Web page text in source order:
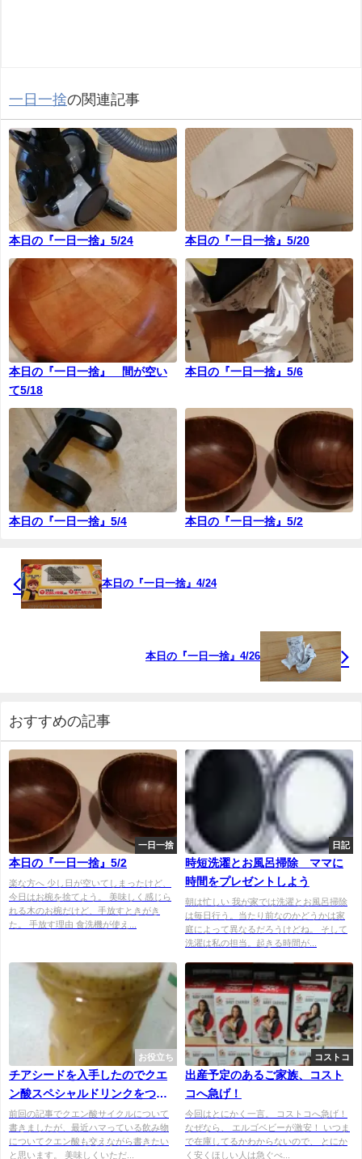
一日一捨の関連記事
本日の『一日一捨』5/24 本日の『一日一捨』5/20
本日の『一日一捨』 間が空い
て5/18
本日の『一日一捨』5/6
本日の『一日一捨』5/4 本日の『一日一捨』5/2
本日の『一日一捨』4/24
本日の『一日一捨』4/26
おすすめの記事
一日一捨
本日の『一日一捨』5/2
楽な方へ 少し日が空いてしまったけど、
今日はお椀を捨てよう。 美味しく感じら
れる木のお椀だけど、手放すときがき
た。 手放す理由 食洗機が使え...
日記
時短洗濯とお風呂掃除 ママに
時間をプレゼントしよう
朝は忙しい 我が家では洗濯とお風呂掃除
は毎日行う。当たり前なのかどうかは家
庭によって異なるだろうけどね。 そして
洗濯は私の担当。起きる時間が...
お役立ち
チアシードを入手したのでクエ
ン酸スペシャルドリンクをつく
る。
前回の記事でクエン酸サイクルについて
書きましたが、最近ハマっている飲み物
についてクエン酸も交えながら書きたい
と思います。 美味しくいただ...
コストコ
出産予定のあるご家族、コスト
コへ急げ！
今回はとにかく一言。 コストコへ急げ！
なぜなら、 エルゴベビーが激安！ いつま
で在庫してるかわからないので、 とにか
く安くほしい人は急ぐべ...